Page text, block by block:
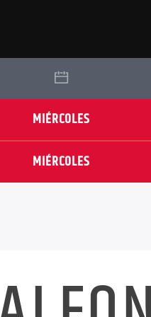
MIÉRCOLES
MIÉRCOLES